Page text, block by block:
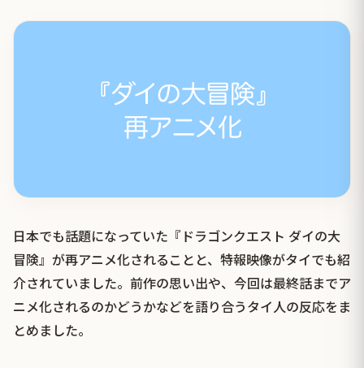
日本でも話題になっていた『ドラゴンクエスト ダイの大
冒険』が再アニメ化されることと、特報映像がタイでも紹
介されていました。前作の思い出や、今回は最終話までア
ニメ化されるのかどうかなどを語り合うタイ人の反応をま
とめました。